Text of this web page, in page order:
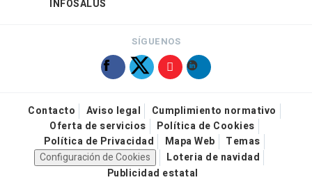
INFOSALUS
SÍGUENOS
Contacto Aviso legal
Cumplimiento normativo
Oferta de servicios
Política de Cookies
Política de Privacidad
Mapa Web
Temas
Configuración de Cookies
Loteria de navidad
Publicidad estatal